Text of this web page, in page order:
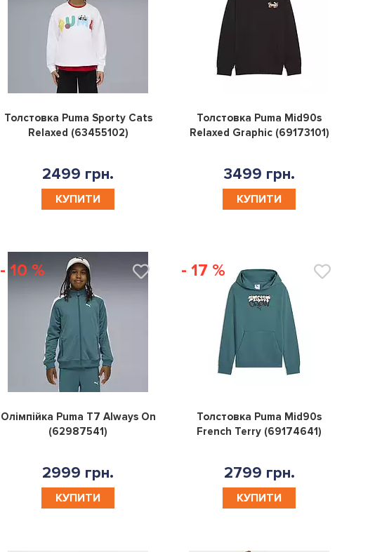
0
Толстовка Puma Sporty Cats
Relaxed (63455102)
2499 грн.
КУПИТИ
0
Толстовка Puma Mid90s
Relaxed Graphic (69173101)
3499 грн.
КУПИТИ
- 10 %
0
Олімпійка Puma T7 Always On
(62987541)
2999 грн.
КУПИТИ
- 17 %
0
Толстовка Puma Mid90s
French Terry (69174641)
2799 грн.
КУПИТИ